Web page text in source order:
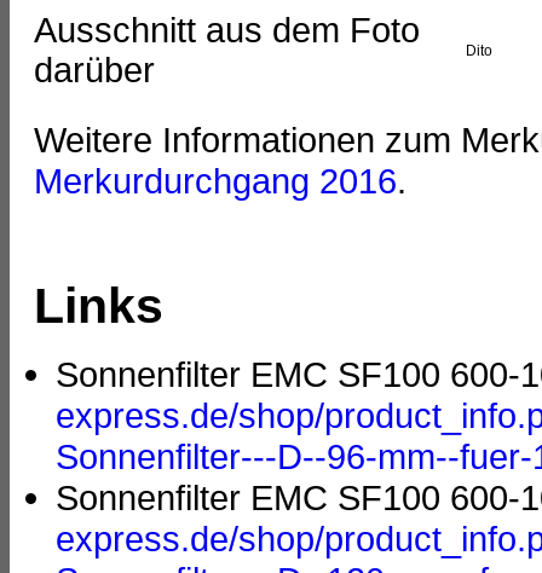
Ausschnitt aus dem Foto
darüber
Dito
Weitere Informationen zum
Merkurdurchgang 2016.
Links
Sonnenfilter EMC SF100 600-
express.de/shop/
Sonnenfilter---D--96-mm--
Sonnenfilter EMC SF100 600-
express.de/shop/